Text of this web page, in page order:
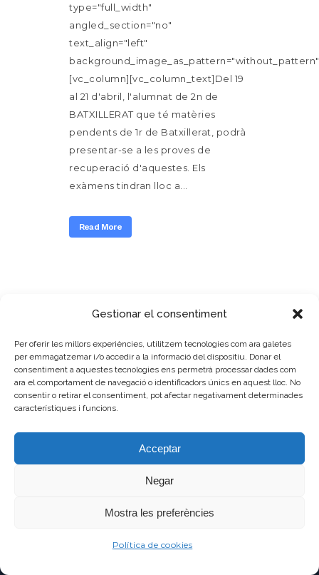
Gestionar el consentiment
Per oferir les millors experiències, utilitzem tecnologies com ara galetes
per emmagatzemar i/o accedir a la informació del dispositiu. Donar el
consentiment a aquestes tecnologies ens permetrà processar dades com
ara el comportament de navegació o identificadors únics en aquest lloc. No
consentir o retirar el consentiment, pot afectar negativament determinades
característiques i funcions.
Acceptar
Negar
Mostra les preferències
Política de cookies
type="full_width"
angled_section="no"
text_align="left"
[vc_column][vc_column_text]Del 19
al 21 d'abril, l'alumnat de 2n de
BATXILLERAT que té matèries
pendents de 1r de Batxillerat, podrà
presentar-se a les proves de
recuperació d'aquestes. Els
exàmens tindran lloc a...
Read More
1 2
C/ Pau Claris 121